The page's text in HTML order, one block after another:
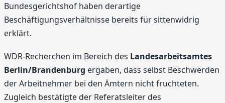
Bundesgerichtshof haben derartige
Beschäftigungsverhältnisse bereits für sittenwidrig
erklärt.
WDR-Recherchen im Bereich des Landesarbeitsamtes
Berlin/Brandenburg ergaben, dass selbst Beschwerden
der Arbeitnehmer bei den Ämtern nicht fruchteten.
Zugleich bestätigte der Referatsleiter des